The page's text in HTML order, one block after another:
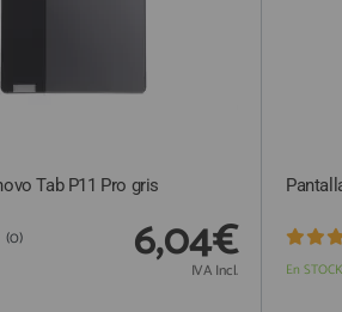
Tab P11 Pro gris
(0) 6,04€
IVA Incl. En STOCK